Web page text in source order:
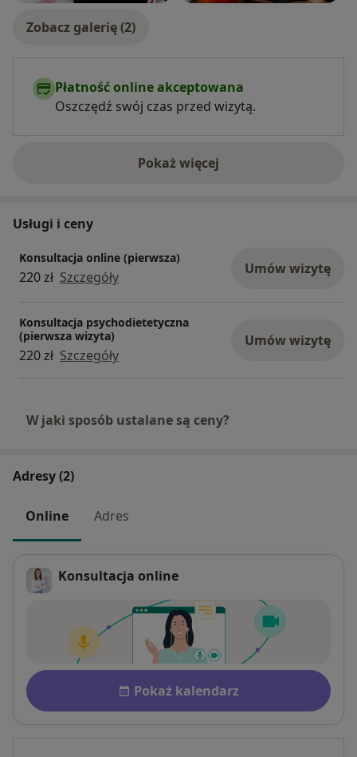
Zobacz galerię (2)
Płatność online akceptowana
Oszczędź swój czas przed wizytą.
Pokaż więcejo doświadczeniu
Usługi i ceny
Konsultacja online (pierwsza)
220 zł Szczegóły Umów wizytę
Konsultacja psychodietetyczna
(pierwsza wizyta)
220 zł Szczegóły
Umów wizytę
W jaki sposób ustalane są ceny?
Adresy (2)
Online Adres
Konsultacja online
Dostępność
Pokaż kalendarz